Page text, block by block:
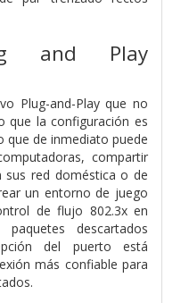
and Play
Plug-and-Play que no
que la configuración es
que de inmediato puede
compartir
sus red doméstica o de
un entorno de juego
de flujo 802.3x en
descartados
del puerto está
más confiable para